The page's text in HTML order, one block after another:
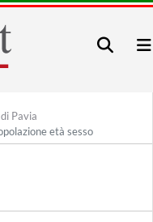
Pavia
età sesso